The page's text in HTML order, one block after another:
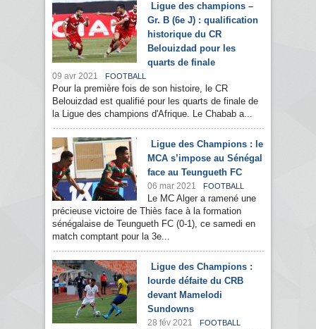
Ligue des champions –
Gr. B (6e J) : qualification
historique du CR
Belouizdad pour les
quarts de finale
09 avr 2021 FOOTBALL
Pour la première fois de son histoire, le CR
Belouizdad est qualifié pour les quarts de finale de
la Ligue des champions d'Afrique. Le Chabab a...
Ligue des Champions : le
MCA s’impose au Sénégal
face au Teungueth FC
06 mar 2021 FOOTBALL
Le MC Alger a ramené une
précieuse victoire de Thiès face à la formation
sénégalaise de Teungueth FC (0-1), ce samedi en
match comptant pour la 3e...
Ligue des Champions :
lourde défaite du CRB
devant Mamelodi
Sundowns
28 fév 2021 FOOTBALL